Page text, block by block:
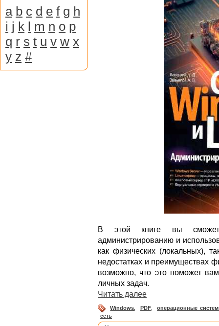
В этой книге вы
администрированию и
как физических (локальных),
недостатках и преимуществах
возможно, что это поможет
личных задач.
Читать далее
Windows PDF,
операционные
сеть
a b c d e f g h
i j k l m n o p
q r s t u v w x
y z #